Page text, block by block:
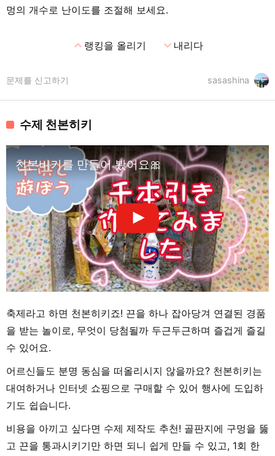
멍의 개수로 난이도를 조절해 보세요.
expand_less랭킹을 올리기 expand_more내리다
sasashina
문제를 신고하기
수제 천본히키
천본비키를 만들어 봤어요🎀
축제라고 하면 천본히키죠! 끈을 하나 잡아당겨 연결된 경품
을 받는 놀이로, 무엇이 당첨될까 두근두근하며 즐겁게 즐길
수 있어요.
어르신들도 분명 동심을 떠올리시지 않을까요? 천본히키는
대여하거나 인터넷 쇼핑으로 구매할 수 있어 행사에 도입하
기도 쉽습니다.
비용을 아끼고 싶다면 수제 제작도 추천! 골판지에 구멍을 뚫
고 끈을 통과시키기만 하면 되니 쉽게 만들 수 있고, 1회 한